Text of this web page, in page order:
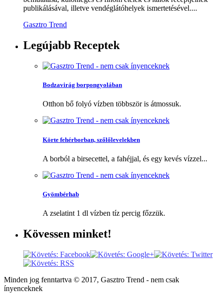
publikálásával, illetve vendéglátóhelyek ismertetésével....
Gasztro Trend
Legújabb Receptek
Bodzavirág borpongyolában
Otthon bő folyó vízben többször is átmossuk.
Körte fehérborban, szőlőlevelekben
A borból a birsecettel, a fahéjjal, és egy kevés vízzel...
Gyömbérhab
A zselatint 1 dl vízben tíz percig főzzük.
Kövessen minket!
Minden jog fenntartva © 2017, Gasztro Trend - nem csak
ínyenceknek